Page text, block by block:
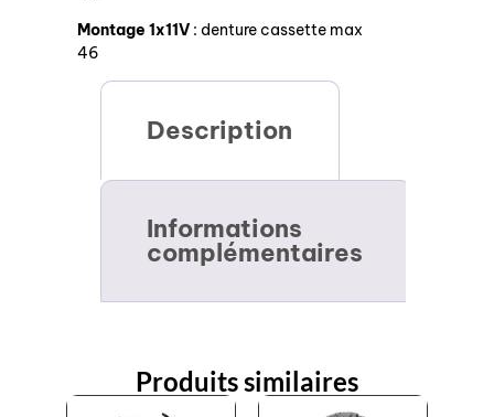
Montage 1x11V : denture cassette max
46
Description
Informations
complémentaires
Produits similaires